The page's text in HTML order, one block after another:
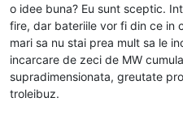
o idee buna? Eu sunt sceptic.
fire, dar bateriile vor fi din ce in
mari sa nu stai prea mult sa le
incarcare de zeci de MW
supradimensionata, greutate
troleibuz.